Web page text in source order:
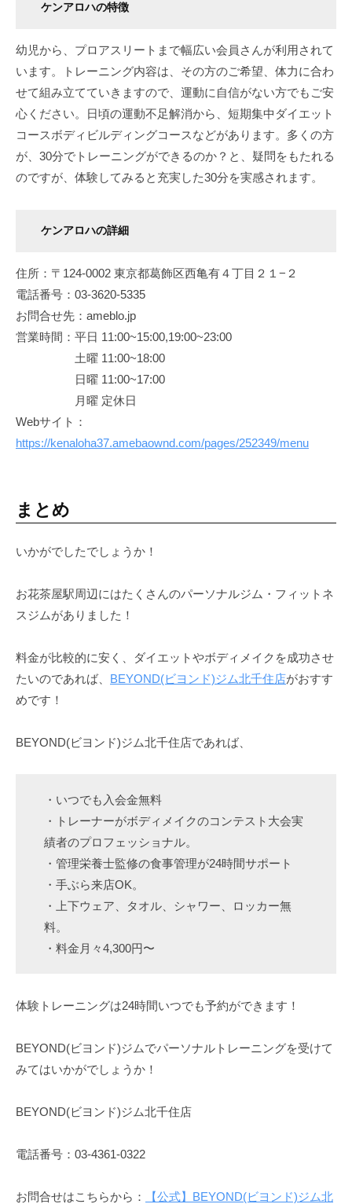
ケンアロハの特徴
幼児から、プロアスリートまで幅広い会員さんが利用されて
います。トレーニング内容は、その方のご希望、体力に合わ
せて組み立てていきますので、運動に自信がない方でもご安
心ください。日頃の運動不足解消から、短期集中ダイエット
コースボディビルディングコースなどがあります。多くの方
が、30分でトレーニングができるのか？と、疑問をもたれる
のですが、体験してみると充実した30分を実感されます。
ケンアロハの詳細
住所：〒124-0002 東京都葛飾区西亀有４丁目２１−２
電話番号：03-3620-5335
お問合せ先：ameblo.jp
営業時間：平日 11:00~15:00,19:00~23:00
土曜 11:00~18:00
日曜 11:00~17:00
月曜 定休日
Webサイト：
https://kenaloha37.amebaownd.com/pages/252349/menu
まとめ
いかがでしたでしょうか！
お花茶屋駅周辺にはたくさんのパーソナルジム・フィットネ
スジムがありました！
料金が比較的に安く、ダイエットやボディメイクを成功させ
たいのであれば、 BEYOND(ビヨンド)ジム北千住店がおすす
めです！
BEYOND(ビヨンド)ジム北千住店であれば、
・いつでも入会金無料
・トレーナーがボディメイクのコンテスト大会実
績者のプロフェッショナル。
・管理栄養士監修の食事管理が24時間サポート
・手ぶら来店OK。
・上下ウェア、タオル、シャワー、ロッカー無
料。
・料金月々4,300円〜
体験トレーニングは24時間いつでも予約ができます！
BEYOND(ビヨンド)ジムでパーソナルトレーニングを受けて
みてはいかがでしょうか！
BEYOND(ビヨンド)ジム北千住店
電話番号：03-4361-0322
お問合せはこちらから：
【公式】BEYOND(ビヨンド)ジム北